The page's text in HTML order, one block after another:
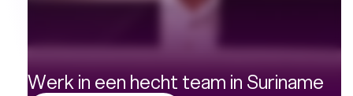
Werk in een hecht team in Suriname